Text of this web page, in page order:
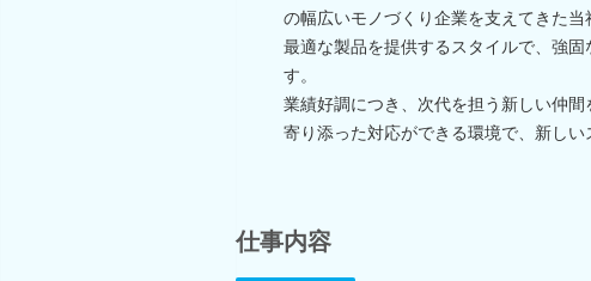
の幅広いモノづくり企業を支えてきた
最適な製品を提供するスタイルで、強
す。
業績好調につき、次代を担う新しい仲
寄り添った対応ができる環境で、新しい
仕事内容